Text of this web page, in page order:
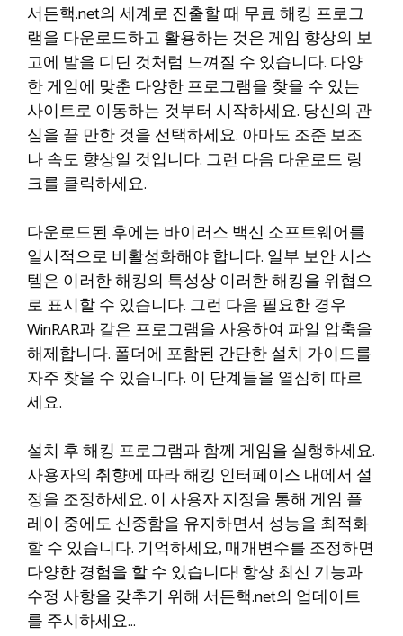
서든핵.net의 세계로 진출할 때 무료 해킹 프로그
램을 다운로드하고 활용하는 것은 게임 향상의 보
고에 발을 디딘 것처럼 느껴질 수 있습니다. 다양
한 게임에 맞춘 다양한 프로그램을 찾을 수 있는
사이트로 이동하는 것부터 시작하세요. 당신의 관
심을 끌 만한 것을 선택하세요. 아마도 조준 보조
나 속도 향상일 것입니다. 그런 다음 다운로드 링
크를 클릭하세요.
다운로드된 후에는 바이러스 백신 소프트웨어를
일시적으로 비활성화해야 합니다. 일부 보안 시스
템은 이러한 해킹의 특성상 이러한 해킹을 위협으
로 표시할 수 있습니다. 그런 다음 필요한 경우
WinRAR과 같은 프로그램을 사용하여 파일 압축을
해제합니다. 폴더에 포함된 간단한 설치 가이드를
자주 찾을 수 있습니다. 이 단계들을 열심히 따르
세요.
설치 후 해킹 프로그램과 함께 게임을 실행하세요.
사용자의 취향에 따라 해킹 인터페이스 내에서 설
정을 조정하세요. 이 사용자 지정을 통해 게임 플
레이 중에도 신중함을 유지하면서 성능을 최적화
할 수 있습니다. 기억하세요, 매개변수를 조정하면
다양한 경험을 할 수 있습니다! 항상 최신 기능과
수정 사항을 갖추기 위해 서든핵.net의 업데이트
를 주시하세요…